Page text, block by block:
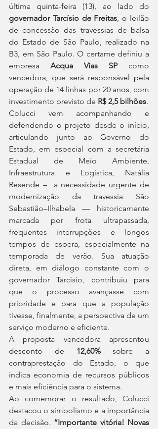
governador Tarcísio de Freitas, o leilão
de concessão das travessias de balsa
do Estado de São Paulo, realizado na
B3, em São Paulo. O certame definiu a
empresa Acqua Vias SP como
vencedora, que será responsável pela
operação de 14 linhas por 20 anos, com
investimento previsto de R$ 2,5 bilhões.
Colucci vem acompanhando e
defendendo o projeto desde o início,
articulando junto ao Governo do
Estado, em especial com a secretária
Estadual de Meio Ambiente,
Infraestrutura e Logística, Natália
Resende –  a necessidade urgente de
modernização da travessia São
Sebastião–Ilhabela — historicamente
marcada por frota ultrapassada,
frequentes interrupções e longos
tempos de espera, especialmente na
temporada de verão. Sua atuação
direta, em diálogo constante com o
governador Tarcísio, contribuiu para
que o processo avançasse com
prioridade e para que a população
tivesse, finalmente, a perspectiva de um
serviço moderno e eficiente.
A proposta vencedora apresentou
desconto de 12,60% sobre a
contraprestação do Estado, o que
indica economia de recursos públicos
e mais eficiência para o sistema.
Ao comemorar o resultado, Colucci
destacou o simbolismo e a importância
da decisão. “Importante vitória! Novas